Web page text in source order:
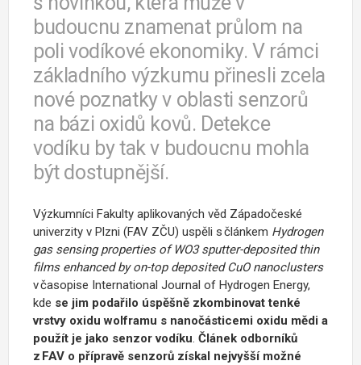
budoucnu znamenat průlom na
poli vodíkové ekonomiky. V rámci
základního výzkumu přinesli zcela
nové poznatky v oblasti senzorů
na bázi oxidů kovů. Detekce
vodíku by tak v budoucnu mohla
být dostupnější.
Výzkumníci Fakulty aplikovaných věd Západočeské
univerzity v Plzni (FAV ZČU) uspěli s článkem Hydrogen
gas sensing properties of WO3sputter-deposited thin
films enhanced by on-top depositedCuOnanoclusters
v časopise International Journal of Hydrogen Energy,
kde se jim podařilo úspěšně zkombinovat tenké
vrstvy oxidu wolframu s nanočásticemi oxidu mědi a
použít je jako senzor vodíku. Článek odborníků
z FAV o přípravě senzorů získal nejvyšší možné